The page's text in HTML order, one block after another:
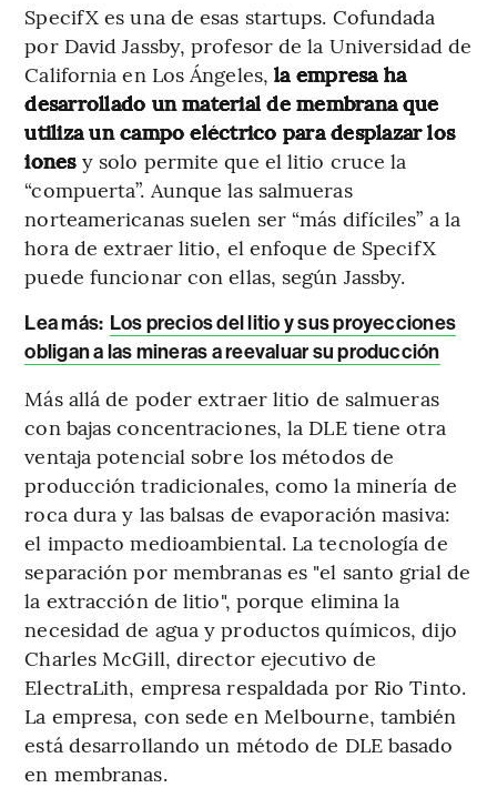
SpecifX es una de esas startups. Cofundada
por David Jassby, profesor de la Universidad de
California en Los Ángeles,la empresa ha
desarrollado un material de membrana que
utiliza un campo eléctrico para desplazar los
iones y solo permite que el litio cruce la
“compuerta”. Aunque las salmueras
norteamericanas suelen ser “más difíciles” a la
hora de extraer litio, el enfoque de SpecifX
puede funcionar con ellas, según Jassby.
Lea más: Los precios del litio y sus proyecciones
obligan a las mineras a reevaluar su producción
Más allá de poder extraer litio de salmueras
con bajas concentraciones, la DLE tiene otra
ventaja potencial sobre los métodos de
producción tradicionales, como la minería de
roca dura y las balsas de evaporación masiva:
el impacto medioambiental. La tecnología de
separación por membranas es "el santo grial de
la extracción de litio", porque elimina la
necesidad de agua y productos químicos, dijo
Charles McGill, director ejecutivo de
ElectraLith, empresa respaldada por Rio Tinto.
La empresa, con sede en Melbourne, también
está desarrollando un método de DLE basado
en membranas.